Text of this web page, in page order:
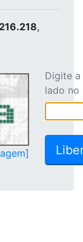
,
Digite
lado no